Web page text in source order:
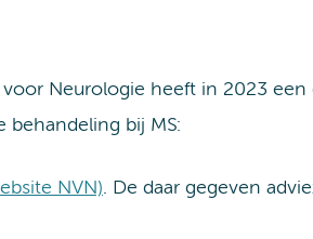
Neurologie heeft in 2023
bij MS:
NVN). De daar gegeven